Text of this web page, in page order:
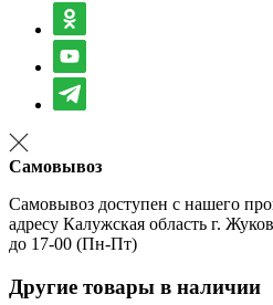
Самовывоз
Самовывоз доступен с нашего
адресу Калужская область г.
до 17-00 (Пн-Пт)
Другие товары в наличии